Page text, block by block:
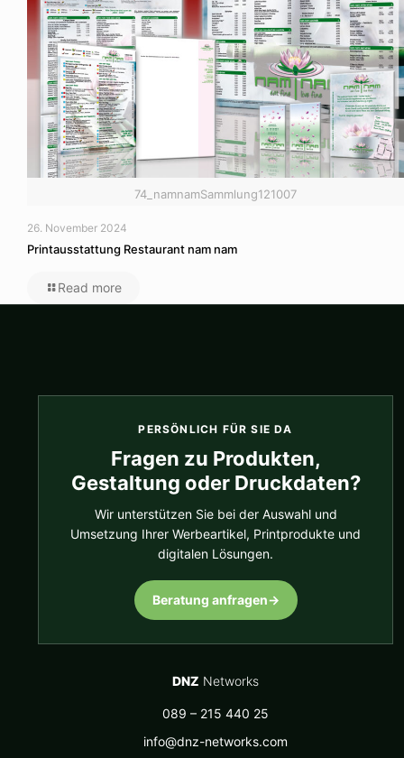
74_namnamSammlung121007
26. November 2024
Printausstattung Restaurant nam nam
Read more
PERSÖNLICH FÜR SIE DA
Fragen zu Produkten,
Gestaltung oder Druckdaten?
Wir unterstützen Sie bei der Auswahl und
Umsetzung Ihrer Werbeartikel, Printprodukte und
digitalen Lösungen.
Beratung anfragen→
DNZ Networks
089 – 215 440 25
info@dnz-networks.com